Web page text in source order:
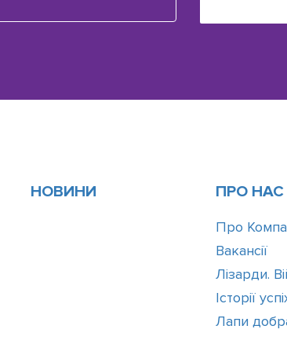
НОВИНИ ПРО НАС
Про
Вакансії
Лізарди.
Історії
Лапи